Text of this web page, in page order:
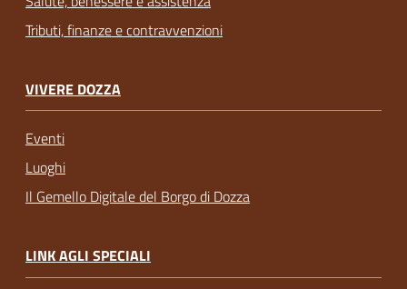
Tributi, finanze e contravvenzioni
VIVERE DOZZA
Eventi
Luoghi
Il Gemello Digitale del Borgo di Dozza
LINK AGLI SPECIALI